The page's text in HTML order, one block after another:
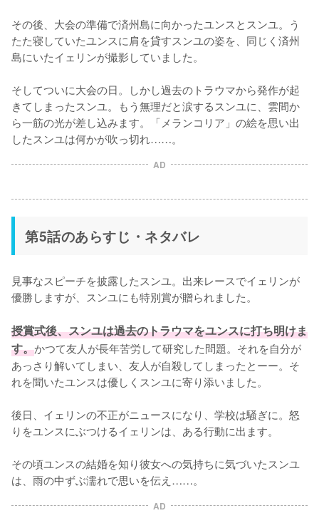
その後、大会の準備で済州島に向かったユンスとスンユ。う
たた寝していたユンスに肩を貸すスンユの姿を、同じく済州
島にいたイェリンが撮影していました。
そしてついに大会の日。しかし過去のトラウマから発作が起
きてしまったスンユ。もう無理だと涙するスンユに、雲間か
ら一筋の光が差し込みます。「メランコリア」の絵を思い出
したスンユは何かが吹っ切れ……。
AD
第5話のあらすじ・ネタバレ
見事なスピーチを披露したスンユ。出来レースでイェリンが
優勝しますが、スンユにも特別賞が贈られました。
授賞式後、スンユは過去のトラウマをユンスに打ち明けま
す。かつて友人が長年苦労して研究した問題。それを自分が
あっさり解いてしまい、友人が自殺してしまったとーー。そ
れを聞いたユンスは優しくスンユに寄り添いました。
後日、イェリンの不正がニュースになり、学校は騒ぎに。怒
りをユンスにぶつけるイェリンは、ある行動に出ます。
その頃ユンスの結婚を知り彼女への気持ちに気づいたスンユ
は、雨の中ずぶ濡れで思いを伝え……。
AD